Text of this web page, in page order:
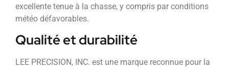
excellente tenue à la chasse, y compris par conditions
météo défavorables.
Qualité et durabilité
LEE PRECISION, INC. est une marque reconnue pour la